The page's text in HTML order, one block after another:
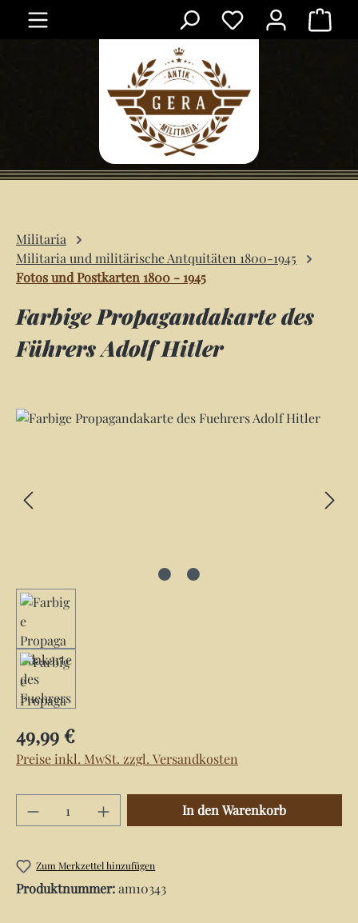
Zum Hauptinhalt springen
Militaria
Militaria und militärische Antquitäten 1800-1945
Fotos und Postkarten 1800 - 1945
Farbige Propagandakarte des
Führers Adolf Hitler
Bildergalerie überspringen
Regulärer Preis:
49,99 €
Preise inkl. MwSt. zzgl. Versandkosten
Produkt Anzahl: Gib den gewünschten
In den Warenkorb
Zum Merkzettel hinzufügen
Produktnummer:am10343